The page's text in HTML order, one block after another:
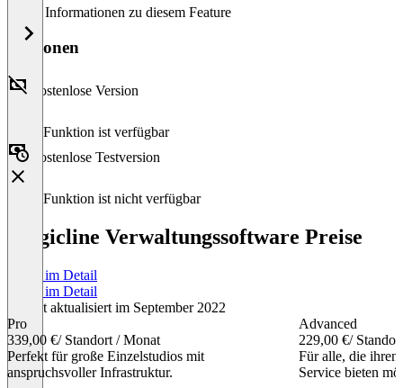
Keine Informationen zu diesem Feature
Versionen
Kostenlose Version
Diese Funktion ist verfügbar
Kostenlose Testversion
Diese Funktion ist nicht verfügbar
Magicline Verwaltungssoftware Preise
Preise im Detail
Preise im Detail
Zuletzt aktualisiert im September 2022
Pro
339,00 €/ Standort / Monat
Perfekt für große Einzelstudios mit
anspruchsvoller Infrastruktur.
Advanced
229,00 €/
Für alle, die
Service bieten